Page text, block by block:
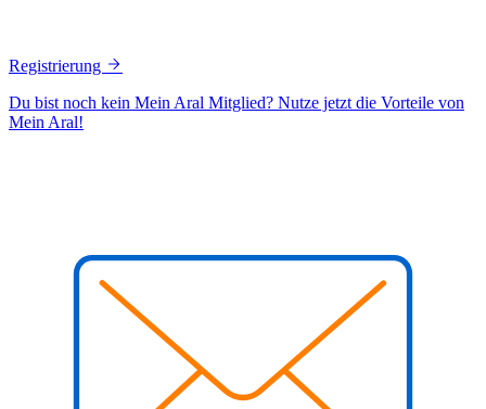
Registrierung
Du bist noch kein Mein Aral Mitglied? Nutze jetzt die Vorteile von
Mein Aral!